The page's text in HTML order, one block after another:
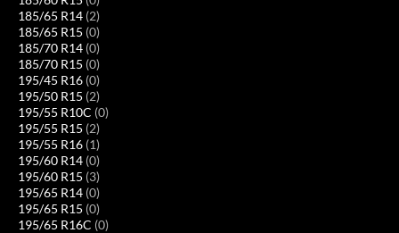
185/65 R14 (2)
185/65 R15 (0)
185/70 R14 (0)
185/70 R15 (0)
195/45 R16 (0)
195/50 R15 (2)
195/55 R10C (0)
195/55 R15 (2)
195/55 R16 (1)
195/60 R14 (0)
195/60 R15 (3)
195/65 R14 (0)
195/65 R15 (0)
195/65 R16C (0)